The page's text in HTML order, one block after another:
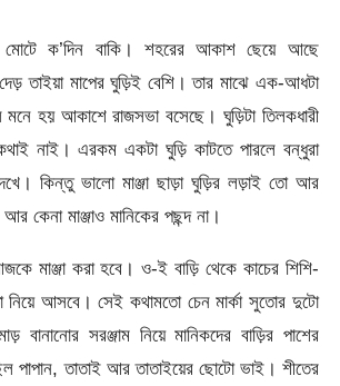
ক’দিন বাকি। শহরের আকাশ ছেয়ে আছে
তাইয়া মাপের ঘুড়িই বেশি। তার মাঝে এক-আধটা
মনে হয় আকাশে রাজসভা বসেছে। ঘুড়িটা তিলকধারী
নাই। এরকম একটা ঘুড়ি কাটতে পারলে বন্ধুরা
কিন্তু ভালো মাঞ্জা ছাড়া ঘুড়ির লড়াই তো আর
কেনা মাঞ্জাও মানিকের পছন্দ না।
মাঞ্জা করা হবে। ও-ই বাড়ি থেকে কাচের শিশি-
নিয়ে আসবে। সেই কথামতো চেন মার্কা সুতোর দুটো
বানানোর সরঞ্জাম নিয়ে মানিকদের বাড়ির পাশের
পাপান, তাতাই আর তাতাইয়ের ছোটো ভাই। শীতের